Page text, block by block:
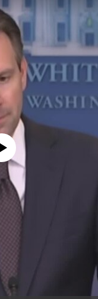
available